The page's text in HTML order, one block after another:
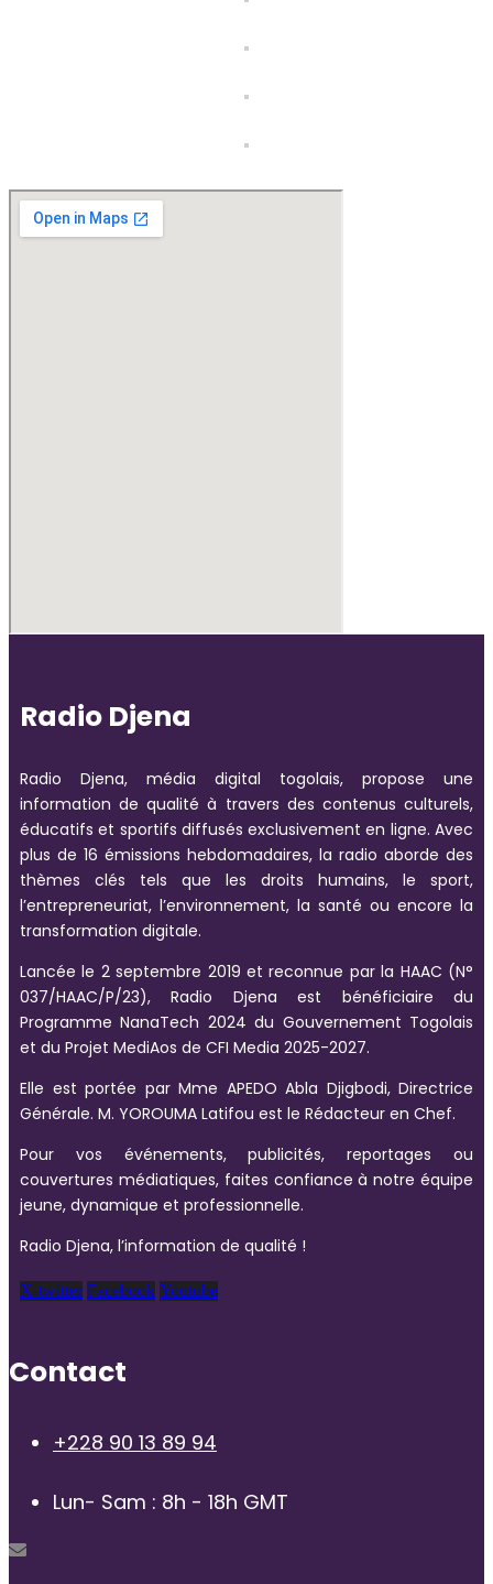
Radio Djena
Radio Djena, média digital togolais, propose une
information de qualité à travers des contenus culturels,
éducatifs et sportifs diffusés exclusivement en ligne. Avec
plus de 16 émissions hebdomadaires, la radio aborde des
thèmes clés tels que les droits humains, le sport,
l’entrepreneuriat, l’environnement, la santé ou encore la
transformation digitale.
Lancée le 2 septembre 2019 et reconnue par la HAAC (N°
037/HAAC/P/23), Radio Djena est bénéficiaire du
Programme NanaTech 2024 du Gouvernement Togolais
et du Projet MediAos de CFI Media 2025-2027.
Elle est portée par Mme APEDO Abla Djigbodi, Directrice
Générale. M. YOROUMA Latifou est le Rédacteur en Chef.
Pour vos événements, publicités, reportages ou
couvertures médiatiques, faites confiance à notre équipe
jeune, dynamique et professionnelle.
Radio Djena, l’information de qualité !
X-twitter Facebook Youtube
Contact
+228 90 13 89 94
Lun- Sam : 8h - 18h GMT